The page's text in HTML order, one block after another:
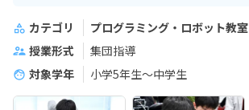
カテゴリ
プログラミング・ロボット教室
授業形式
集団指導
対象学年
小学5年生～中学生